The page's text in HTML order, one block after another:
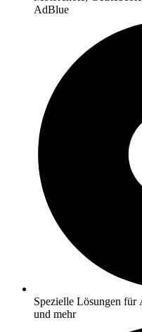
AdBlue
Spezielle Lösungen für
und mehr